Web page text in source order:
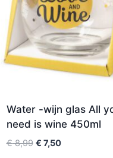
Water -wijn glas All
need is wine 450ml
€8,99 € 7,50